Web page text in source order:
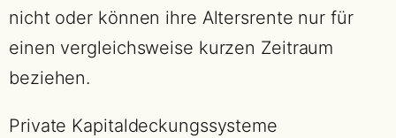
nicht oder können ihre Altersrente nur für
einen vergleichsweise kurzen Zeitraum
beziehen.
Private Kapitaldeckungssysteme